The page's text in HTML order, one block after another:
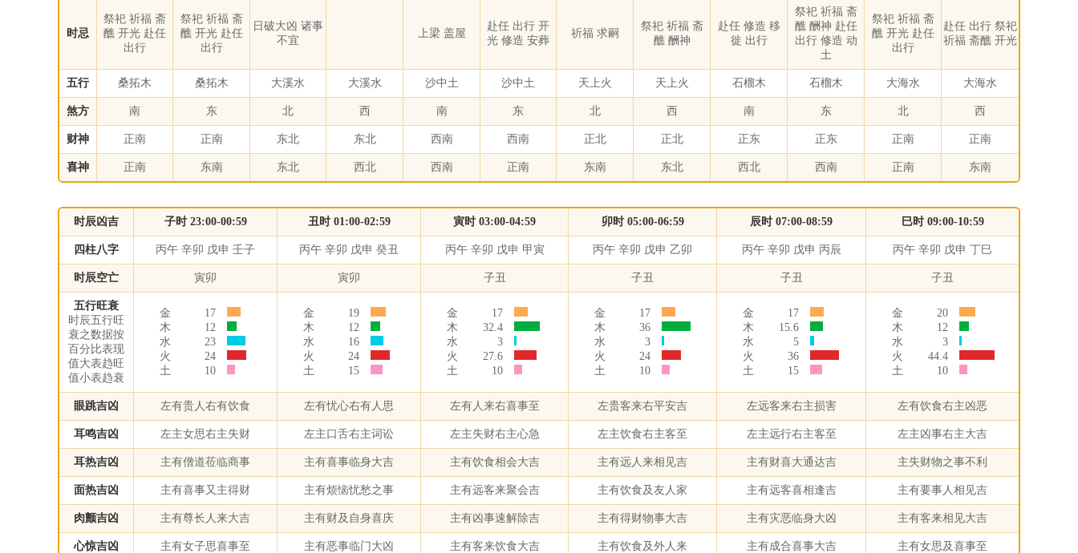
时忌
祭祀 祈福 斋
醮 开光 赴任
出行
祭祀 祈福 斋
醮 开光 赴任
出行
日破大凶 诸事
不宜
上梁 盖屋
赴任 出行 开
光 修造 安葬
祈福 求嗣
祭祀 祈福 斋
醮 酬神
赴任 修造 移
徙 出行
祭祀 祈福 斋
醮 酬神 赴任
出行 修造 动
土
祭祀 祈福 斋
醮 开光 赴任
出行
赴任 出行 祭祀
祈福 斋醮 开光
五行 桑拓木 桑拓木 大溪水 大溪水 沙中土 沙中土 天上火 天上火 石榴木 石榴木 大海水 大海水
煞方 南 东 北 西 南 东 北 西 南 东 北 西
财神 正南 正南 东北 东北 西南 西南 正北 正北 正东 正东 正南 正南
喜神 正南 东南 东北 西北 西南 正南 东南 东北 西北 西南 正南 东南
时辰凶吉 子时 23:00-00:59 丑时 01:00-02:59 寅时 03:00-04:59 卯时 05:00-06:59 辰时 07:00-08:59 巳时 09:00-10:59
四柱八字 丙午 辛卯 戊申 壬子 丙午 辛卯 戊申 癸丑 丙午 辛卯 戊申 甲寅 丙午 辛卯 戊申 乙卯 丙午 辛卯 戊申 丙辰 丙午 辛卯 戊申 丁巳
时辰空亡 寅卯 寅卯 子丑 子丑 子丑 子丑
五行旺衰
时辰五行旺
衰之数据按
百分比表现
值大表趋旺
值小表趋衰
金
17
木
12
水
23
火
24
土
10
金
19
木
12
水
16
火
24
土
15
金
17
木
32.4
水
3
火
27.6
土
10
金
17
木
36
水
3
火
24
土
10
金
17
木
15.6
水
5
火
36
土
15
金
20
木
12
水
3
火
44.4
土
10
眼跳吉凶 左有贵人右有饮食 左有忧心右有人思 左有人来右喜事至 左贵客来右平安吉 左远客来右主损害 左有饮食右主凶恶
耳鸣吉凶 左主女思右主失财 左主口舌右主词讼 左主失财右主心急 左主饮食右主客至 左主远行右主客至 左主凶事右主大吉
耳热吉凶 主有僧道莅临商事 主有喜事临身大吉 主有饮食相会大吉 主有远人来相见吉 主有财喜大通达吉 主失财物之事不利
面热吉凶 主有喜事又主得财 主有烦恼忧愁之事 主有远客来聚会吉 主有饮食及友人家 主有远客喜相逢吉 主有要事人相见吉
肉颤吉凶 主有尊长人来大吉 主有财及自身喜庆 主有凶事速解除吉 主有得财物事大吉 主有灾恶临身大凶 主有客来相见大吉
心惊吉凶 主有女子思喜事至 主有恶事临门大凶 主有客来饮食大吉 主有饮食及外人来 主有成合喜事大吉 主有女思及喜事至